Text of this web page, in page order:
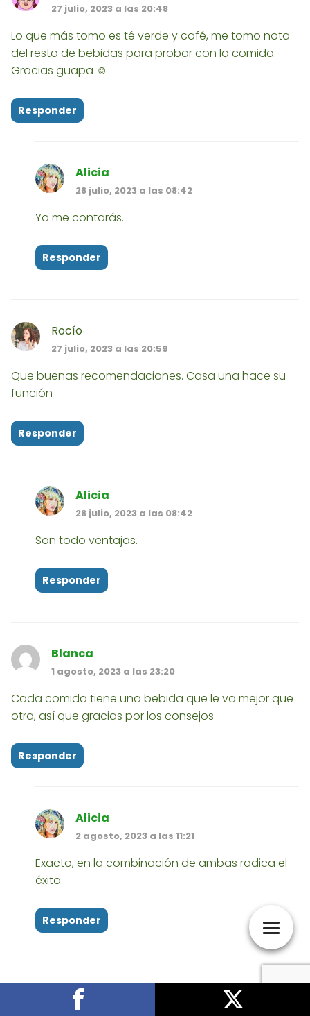
27 julio, 2023 a las 20:48
Lo que más tomo es té verde y café, me tomo nota
del resto de bebidas para probar con la comida.
Gracias guapa ☺️
Responder
Alicia
28 julio, 2023 a las 08:42
Ya me contarás.
Responder
Rocío
27 julio, 2023 a las 20:59
Que buenas recomendaciones. Casa una hace su
función
Responder
Alicia
28 julio, 2023 a las 08:42
Son todo ventajas.
Responder
Blanca
1 agosto, 2023 a las 23:20
Cada comida tiene una bebida que le va mejor que
otra, así que gracias por los consejos
Responder
Alicia
2 agosto, 2023 a las 11:21
Exacto, en la combinación de ambas radica el
éxito.
Responder